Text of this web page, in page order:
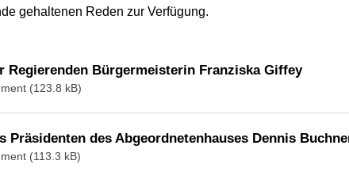
gehaltenen Reden zur Verfügung.
Regierenden Bürgermeisterin Franziska Giffey
(123.8 kB)
Präsidenten des Abgeordnetenhauses Dennis
(113.3 kB)